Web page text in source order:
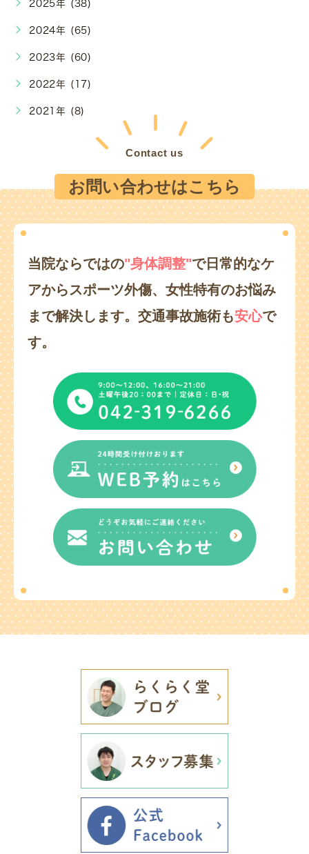
2025年 (38)
2024年 (65)
2023年 (60)
2022年 (17)
2021年 (8)
Contact us
お問い合わせはこちら
当院ならではの"身体調整"で日常的なケ
アからスポーツ外傷、 女性特有のお悩み
まで解決します。 交通事故施術も安心で
す。